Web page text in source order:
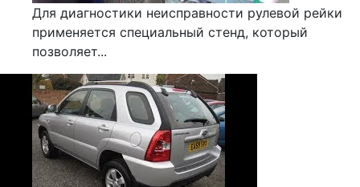
Для диагностики неисправности рулевой рейки
применяется специальный стенд, который
позволяет...